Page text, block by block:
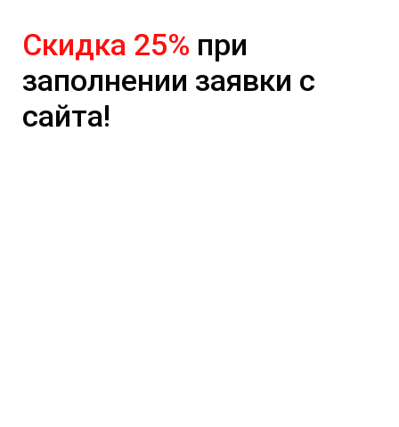
Скидка 25% при
заполнении заявки с
сайта!